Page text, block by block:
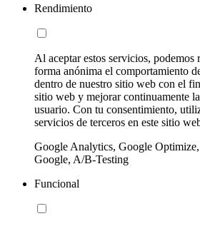
Rendimiento
Al aceptar estos servicios, podemos
forma anónima el comportamiento
dentro de nuestro sitio web con el
sitio web y mejorar continuamente
usuario. Con tu consentimiento,
servicios de terceros en este sitio
Google Analytics, Google
Google, A/B-Testing
Funcional